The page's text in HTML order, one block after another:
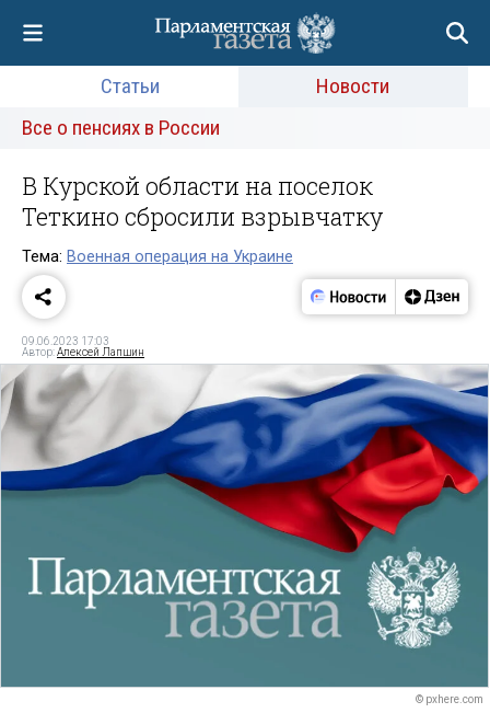
Статьи
Новости
Все о пенсиях в России
В Курской области на поселок
Теткино сбросили взрывчатку
Тема: Военная операция на Украине
09.06.2023 17:03
Автор:Алексей Лапшин
© pxhere.com